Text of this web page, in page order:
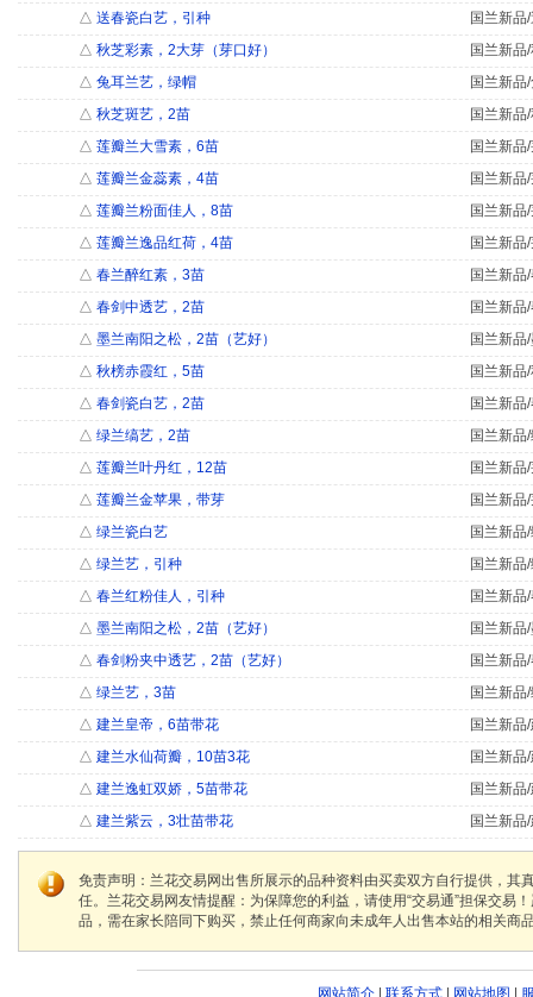
△ 送春瓷白艺，引种
国兰新品
△ 秋芝彩素，2大芽（芽口好）
国兰新品
△ 兔耳兰艺，绿帽
国兰新品
△ 秋芝斑艺，2苗
国兰新品
△ 莲瓣兰大雪素，6苗
国兰新品
△ 莲瓣兰金蕊素，4苗
国兰新品
△ 莲瓣兰粉面佳人，8苗
国兰新品
△ 莲瓣兰逸品红荷，4苗
国兰新品
△ 春兰醉红素，3苗
国兰新品
△ 春剑中透艺，2苗
国兰新品
△ 墨兰南阳之松，2苗（艺好）
国兰新品
△ 秋榜赤霞红，5苗
国兰新品
△ 春剑瓷白艺，2苗
国兰新品
△ 绿兰缟艺，2苗
国兰新品
△ 莲瓣兰叶丹红，12苗
国兰新品
△ 莲瓣兰金苹果，带芽
国兰新品
△ 绿兰瓷白艺
国兰新品
△ 绿兰艺，引种
国兰新品
△ 春兰红粉佳人，引种
国兰新品
△ 墨兰南阳之松，2苗（艺好）
国兰新品
△ 春剑粉夹中透艺，2苗（艺好）
国兰新品
△ 绿兰艺，3苗
国兰新品
△ 建兰皇帝，6苗带花
国兰新品
△ 建兰水仙荷瓣，10苗3花
国兰新品
△ 建兰逸虹双娇，5苗带花
国兰新品
△ 建兰紫云，3壮苗带花 国兰新品
免责声明：兰花交易网出售所展示的品种资料由买卖双方自行提供，
任。兰花交易网友情提醒：为保障您的利益，请使用“交易通”担保交
品，需在家长陪同下购买，禁止任何商家向未成年人出售本站的相关商
网站简介| 联系方式| 网站地图